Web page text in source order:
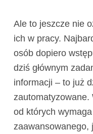
Ale to jeszcze nie
ich w pracy.
osób dopiero
dziś głównym
informacji – to już
zautomatyzowane.
od których
zaawansowanego,